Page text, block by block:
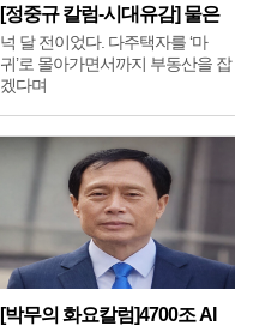
[정중규 칼럼-시대유감] 물은
배
넉 달 전이었다. 다주택자를 ‘마
귀’로 몰아가면서까지 부동산을 잡
겠다며
[박무의 화요칼럼]4700조 AI